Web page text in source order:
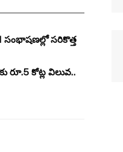
సంభాషణల్లో సరికొత్త
రూ.5 కోట్ల విలువ..